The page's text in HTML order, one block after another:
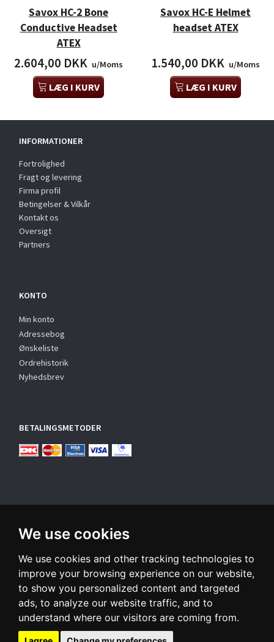
We use cookies
We use cookies and other tracking technologies to
improve your browsing experience on our website,
to show you personalized content and targeted
ads, to analyze our website traffic, and to
understand where our visitors are coming from.
Savox HC-2 Bone
Conductive Headset
ATEX
2.604,00 DKK u/Moms
LÆG I KURV
Savox HC-E Helmet
headset ATEX
1.540,00 DKK u/Moms
LÆG I KURV
INFORMATIONER
Fortrolighed
Fragt og levering
Firma profil
Betingelser & Vilkår
Kontakt os
Oversigt
Partners
KONTO
Min konto
Adressebog
Ønskeliste
Ordrehistorik
Nyhedsbrev
BETALINGSMETODER
TILMELD NYHEDSBREV
Email-
adresse
Tilmeld dig vores nyhedsbrev og modtag gode tilbud samt
andre spændende nyheder direkte i din indbakke.
Tilmeld Afmeld